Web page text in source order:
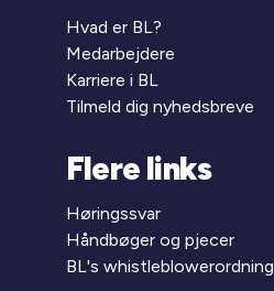
Hvad er BL?
Medarbejdere
Karriere i BL
Tilmeld dig nyhedsbreve
Flere links
Høringssvar
Håndbøger og pjecer
BL's whistleblowerordning